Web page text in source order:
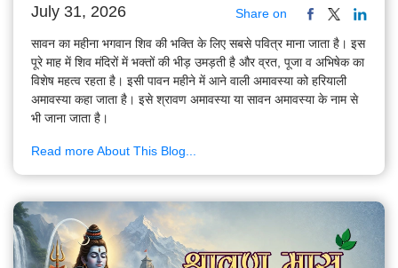
July 31, 2026 Share on
सावन का महीना भगवान शिव की भक्ति के लिए सबसे पवित्र माना जाता है। इस
पूरे माह में शिव मंदिरों में भक्तों की भीड़ उमड़ती है और व्रत, पूजा व अभिषेक का
विशेष महत्व रहता है। इसी पावन महीने में आने वाली अमावस्या को हरियाली
अमावस्या कहा जाता है। इसे श्रावण अमावस्या या सावन अमावस्या के नाम से
भी जाना जाता है।
Read more About This Blog...